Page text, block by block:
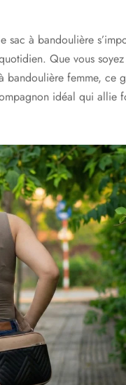
à bandoulière
Que vous
bandoulière femme, ce
idéal qui allie